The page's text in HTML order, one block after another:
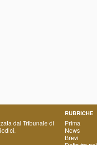
dal Tribunale di
RUBRICHE
Prima
News
Brevi